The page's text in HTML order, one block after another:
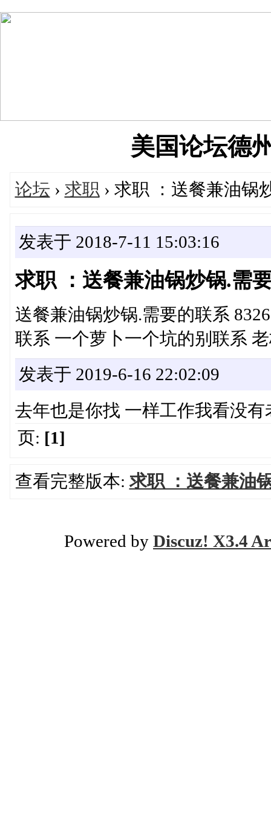
美国论坛德
论坛 › 求职 › 求职 ：送餐兼油锅
发表于 2018-7-11 15:03:16
求职 ：送餐兼油锅炒锅.需
送餐兼油锅炒锅.需要的联系
联系 一个萝卜一个坑的别联系
发表于 2019-6-16 22:02:09
去年也是你找 一样工作我看没有
页: [1]
查看完整版本:求职 ：送餐兼油
Powered by Discuz! X3.4